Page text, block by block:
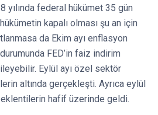
yılında federal hükümet 35 gün
kapalı olması şu an için
da Ekim ayı enflasyon
FED’in faiz indirim
Eylül ayı özel sektör
altında gerçekleşti. Ayrıca eylül
hafif üzerinde geldi.